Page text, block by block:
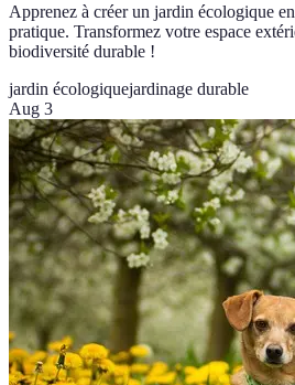
Apprenez à créer un jardin écologique
pratique. Transformez votre espace
biodiversité durable !
jardin écologiquejardinage durable
Aug 3